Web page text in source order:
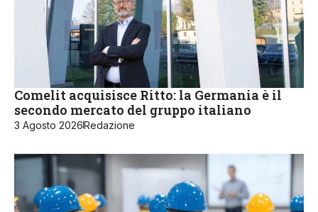
Comelit acquisisce Ritto: la Germania è il
secondo mercato del gruppo italiano
3 Agosto 2026Redazione